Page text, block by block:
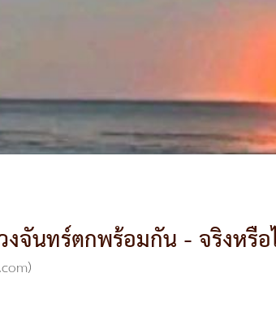
จันทร์ตกพร้อมกัน - จริงหรื